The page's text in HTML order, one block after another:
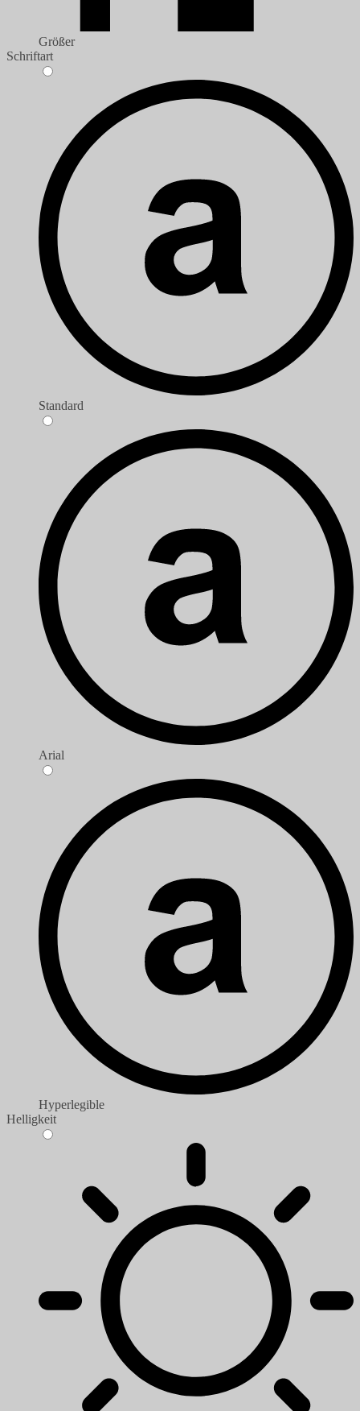
Größer
Schriftart
Standard
Arial
Hyperlegible
Helligkeit